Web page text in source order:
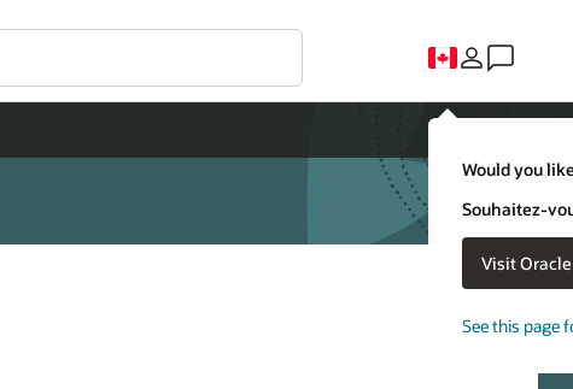
Would you
Souhaitez-
Visit
See this page